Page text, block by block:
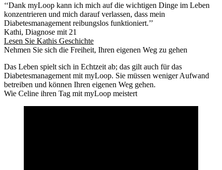
‘‘Dank myLoop kann ich mich auf die wichtigen Dinge im Leben
konzentrieren und mich darauf verlassen, dass mein
Diabetesmanagement reibungslos funktioniert.’’
Kathi, Diagnose mit 21
Lesen Sie Kathis Geschichte
Nehmen Sie sich die Freiheit, Ihren eigenen Weg zu gehen
Das Leben spielt sich in Echtzeit ab; das gilt auch für das
Diabetesmanagement mit myLoop. Sie müssen weniger Aufwand
betreiben und können Ihren eigenen Weg gehen.
Wie Celine ihren Tag mit myLoop meistert